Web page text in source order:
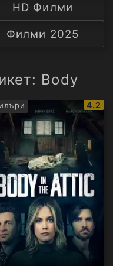
С
А
HD Филми
Филми 2025
Body
IMDb
4.2